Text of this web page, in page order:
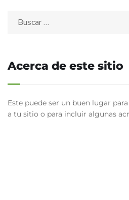
Acerca de este sitio
Este puede ser un buen lugar
a tu sitio o para incluir algunas